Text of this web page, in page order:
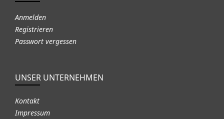
Anmelden
Registrieren
Passwort vergessen
UNSER UNTERNEHMEN
Kontakt
Impressum